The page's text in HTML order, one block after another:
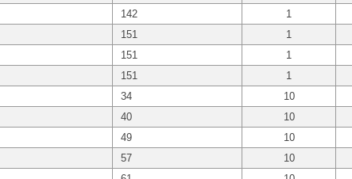
142 1
151 1
151 1
151 1
34 10
40 10
49 10
57 10